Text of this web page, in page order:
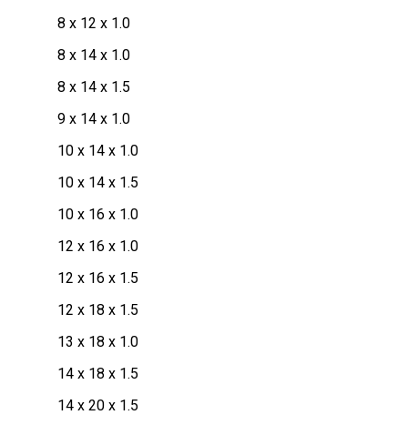
8 x 12 x 1.0
8 x 14 x 1.0
8 x 14 x 1.5
9 x 14 x 1.0
10 x 14 x 1.0
10 x 14 x 1.5
10 x 16 x 1.0
12 x 16 x 1.0
12 x 16 x 1.5
12 x 18 x 1.5
13 x 18 x 1.0
14 x 18 x 1.5
14 x 20 x 1.5